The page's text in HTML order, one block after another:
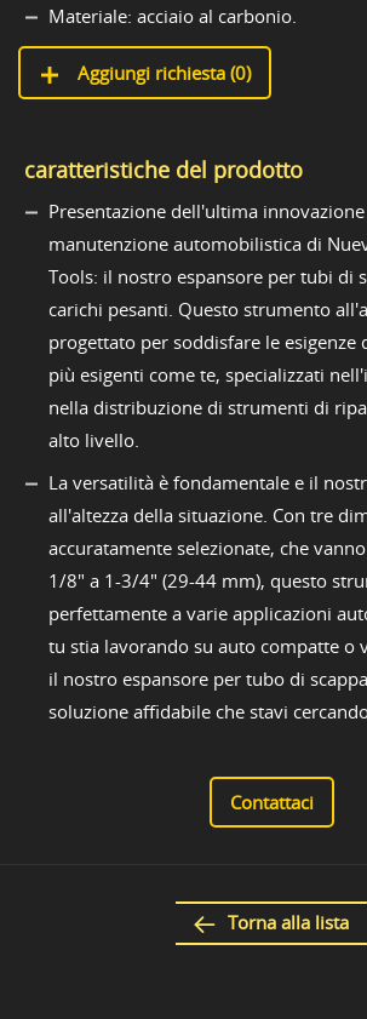
Materiale: acciaio al carbonio.
Aggiungi richiesta (0)
caratteristiche del prodotto
Presentazione dell'ultima
manutenzione automobilistica di
Tools: il nostro espansore per tubi di
carichi pesanti. Questo strumento
progettato per soddisfare le esigenze
più esigenti come te, specializzati
nella distribuzione di strumenti di
alto livello.
La versatilità è fondamentale e il
all'altezza della situazione. Con tre
accuratamente selezionate, che
1/8" a 1-3/4" (29-44 mm), questo
perfettamente a varie applicazioni
tu stia lavorando su auto compatte o
il nostro espansore per tubo di
soluzione affidabile che stavi
Contattaci
Torna alla lista